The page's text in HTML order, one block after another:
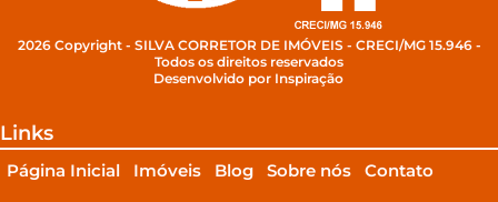
2026 Copyright - SILVA CORRETOR DE IMÓVEIS - CRECI/MG 15.946 -
Todos os direitos reservados
Desenvolvido por Inspiração
Links
Página Inicial Imóveis Blog Sobre nós Contato